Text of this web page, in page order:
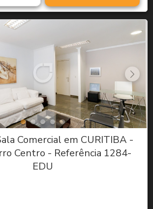
Comercial em CURITIBA -
Centro - Referência 1284-
EDU